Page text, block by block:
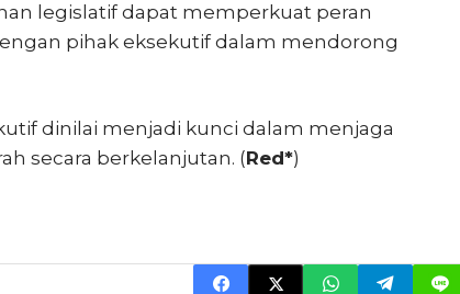
legislatif dapat memperkuat peran
pihak eksekutif dalam mendorong
dinilai menjadi kunci dalam menjaga
secara berkelanjutan. (Red*)